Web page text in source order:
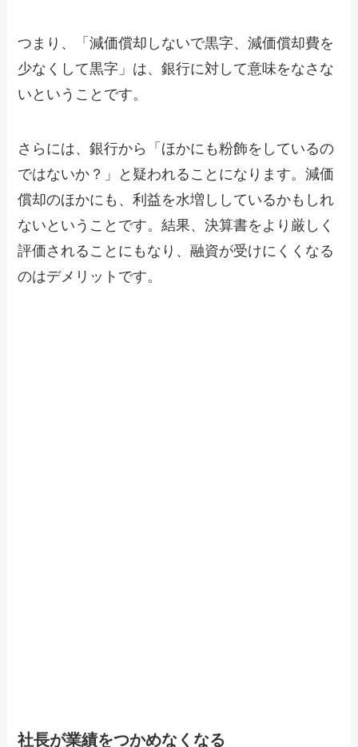
つまり、「減価償却しないで黒字、減価償却費を
少なくして黒字」は、銀行に対して意味をなさな
いということです。
さらには、銀行から「ほかにも粉飾をしているの
ではないか？」と疑われることになります。減価
償却のほかにも、利益を水増ししているかもしれ
ないということです。結果、決算書をより厳しく
評価されることにもなり、融資が受けにくくなる
のはデメリットです。
社長が業績をつかめなくなる